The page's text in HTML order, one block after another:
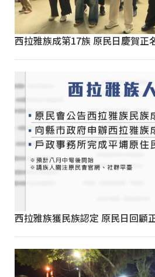
西拉雅族成第17族 原民日慶賀正
西拉雅族獲民族認定 原民日回顧